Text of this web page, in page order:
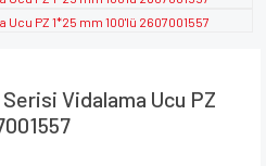
Vidalama Ucu PZ